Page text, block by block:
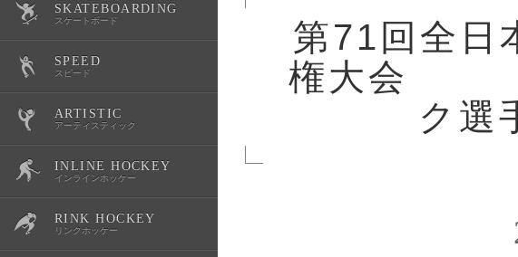
SKATEBOARDING
スケートボード
選手紹介
大会情報
スクール・体験会
公式記録
スケートボード育成環境整備
SPEED
スピード
選手紹介
大会情報
スクール・体験会
公式記録
ARTISTIC
アーティスティック
選手紹介
大会情報
スクール・体験会
INLINE HOCKEY
インラインホッケー
選手紹介
大会情報RINK HOCKEY
リンクホッケー
選手紹介
第71回全日
権大会 兼
ク選